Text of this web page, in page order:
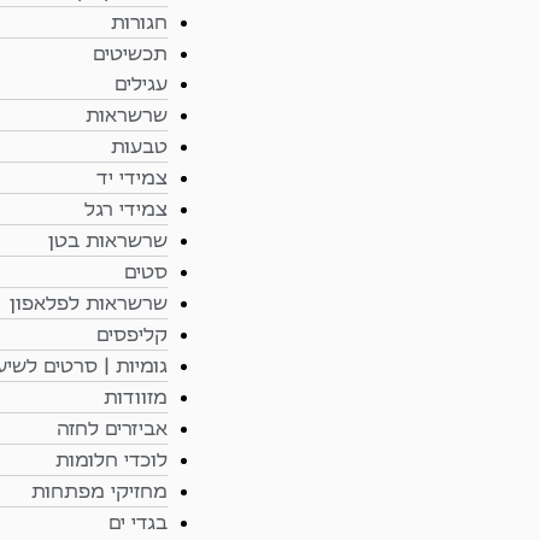
חגורות
תכשיטים
עגילים
שרשראות
טבעות
צמידי יד
צמידי רגל
שרשראות בטן
סטים
שרשראות לפלאפון
קליפסים
גומיות | סרטים
מזוודות
אביזרים לחזה
לוכדי חלומות
מחזיקי מפתחות
בגדי ים